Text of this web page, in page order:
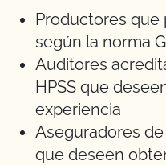
Productores que
según la norma
Auditores
HPSS que
experiencia
Aseguradores
que deseen